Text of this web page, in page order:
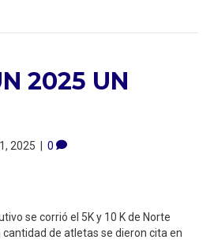
2025 UN
2025 | 0
se corrió el 5K y 10 K de Norte
de atletas se dieron cita en